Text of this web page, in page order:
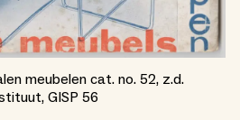
meubelen cat. no. 52, z.d.
GISP 56